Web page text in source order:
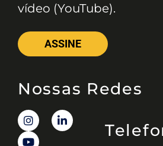
vídeo (YouTube).
ASSINE
Nossas Redes